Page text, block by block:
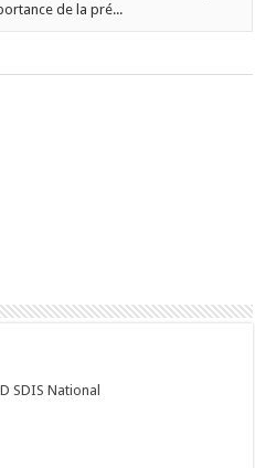
de la pré...
SDIS National